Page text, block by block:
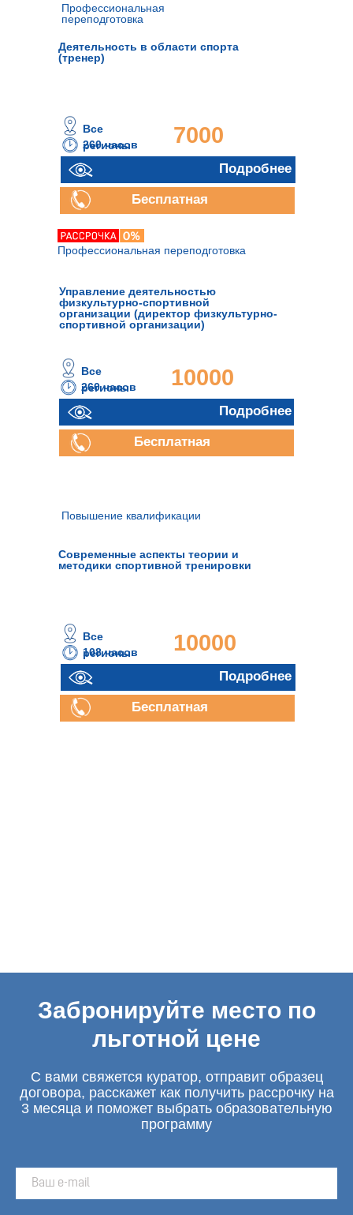
Деятельность в области спорта
(тренер)
260 часов
7000
руб.Подробнее
Бесплатная
Все
регионы
Профессиональная
переподготовка
Управление деятельностью
физкультурно-спортивной
организации (директор физкультурно-
спортивной организации)
Профессиональная переподготовка
260 часов
10000
Все
регионы
Подробнее
Бесплатная
Современные аспекты теории и
методики спортивной тренировки
108 часов
10000
руб.Подробнее
Бесплатная
Все
регионы
Повышение квалификации
Забронируйте место по
льготной цене
С вами свяжется куратор, отправит образец
договора, расскажет как получить рассрочку на
3 месяца и поможет выбрать образовательную
программу